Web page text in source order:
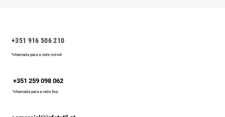
+351 916 506 210
*chamada para a rede móvel
+351 259 098 062
*chamada para a rede fixa